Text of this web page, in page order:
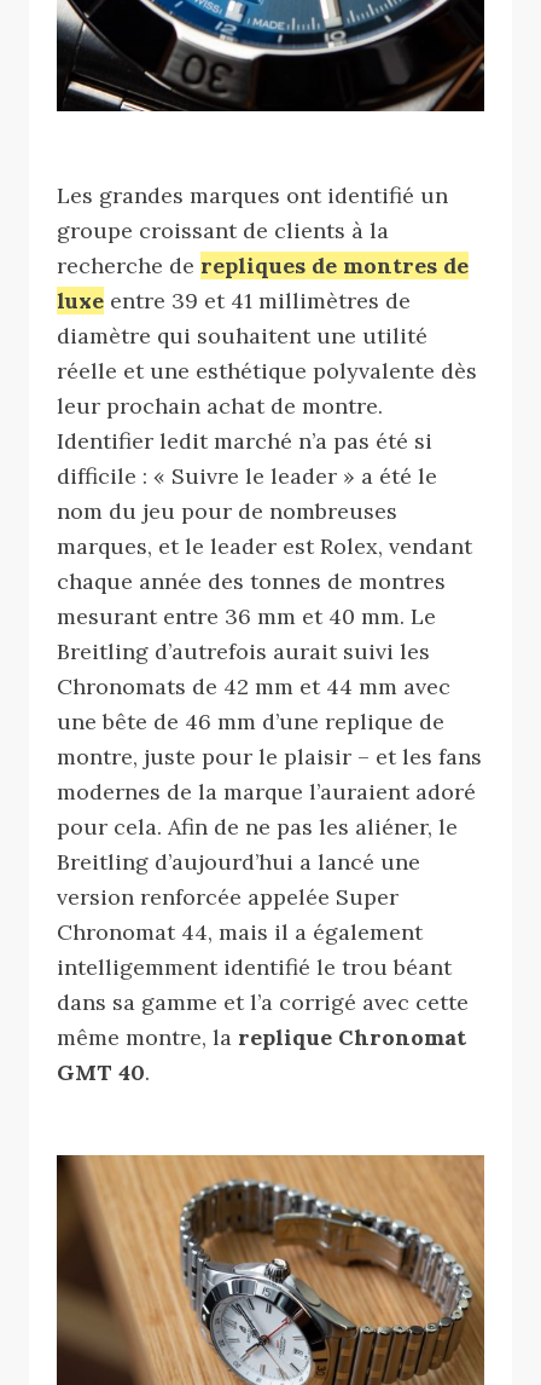
Les grandes marques ont identifié un
groupe croissant de clients à la
recherche de repliques de montres de
luxe entre 39 et 41 millimètres de
diamètre qui souhaitent une utilité
réelle et une esthétique polyvalente dès
leur prochain achat de montre.
Identifier ledit marché n’a pas été si
difficile : « Suivre le leader » a été le
nom du jeu pour de nombreuses
marques, et le leader est Rolex, vendant
chaque année des tonnes de montres
mesurant entre 36 mm et 40 mm. Le
Breitling d’autrefois aurait suivi les
Chronomats de 42 mm et 44 mm avec
une bête de 46 mm d’une replique de
montre, juste pour le plaisir – et les fans
modernes de la marque l’auraient adoré
pour cela. Afin de ne pas les aliéner, le
Breitling d’aujourd’hui a lancé une
version renforcée appelée Super
Chronomat 44, mais il a également
intelligemment identifié le trou béant
dans sa gamme et l’a corrigé avec cette
même montre, la replique Chronomat
GMT 40.